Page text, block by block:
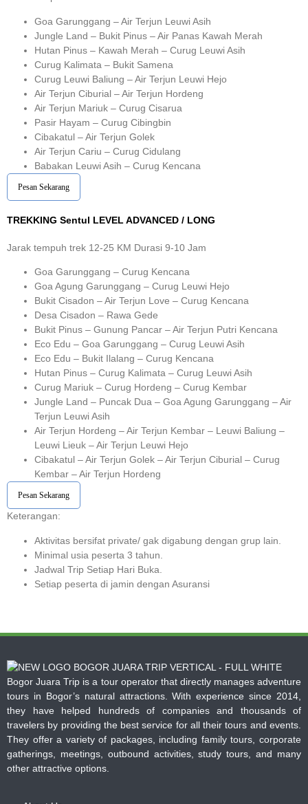
Goa Garunggang – Air Terjun Leuwi Asih
Jungle Land – Bukit Pinus – Air Panas Kawah Merah
Hutan Pinus – Kawah Merah – Curug Leuwi Asih
Curug Kalimata – Bukit Samena
Curug Leuwi Baliung – Air Terjun Leuwi Hejo
Air Terjun Ciburial – Air Terjun Hordeng
Air Terjun Mariuk – Curug Cisarua
Pasir Hayam – Curug Cibingbin
Cibakatul – Air Terjun Golek
Air Terjun Cariu – Curug Cidulang
Babakan Leuwi Asih – Curug Kencana
Pesan Sekarang
TREKKING Sentul LEVEL ADVANCED / LONG
Jarak tempuh trek 12-25 KM Durasi 9-10 Jam
Goa Garunggang – Curug Kencana
Goa Agung Garunggang – Curug Leuwi Hejo
Bukit Cisadon – Air Terjun Love – Curug Kencana
Desa Cisadon – Rawa Gede
Bukit Pinus – Gunung Pancar – Air Terjun Putri Kencana
Eco Edu – Goa Garunggang – Curug Leuwi Asih
Eco Edu – Bukit Ilalang – Curug Kencana
Hutan Pinus – Curug Kalimata – Curug Leuwi Asih
Curug Mariuk – Curug Hordeng – Curug Kembar
Jungle Land – Puncak Dua – Goa Agung Garunggang – Air
Terjun Leuwi Asih
Air Terjun Hordeng – Air Terjun Kembar – Leuwi Baliung –
Leuwi Lieuk – Air Terjun Leuwi Hejo
Cibakatul – Air Terjun Golek – Air Terjun Ciburial – Curug
Kembar – Air Terjun Hordeng
Pesan Sekarang
Keterangan:⁣⁣
Aktivitas bersifat private/ gak digabung dengan grup lain.
Minimal usia peserta 3 tahun.⁣⁣
Jadwal Trip Setiap Hari Buka.⁣⁣
Setiap peserta di jamin dengan Asuransi ⁣⁣
Bogor Juara Trip is a tour operator that directly manages adventure
tours in Bogor’s natural attractions. With experience since 2014,
they have helped hundreds of companies and thousands of
travelers by providing the best service for all their tours and events.
They offer a variety of packages, including family tours, corporate
gatherings, meetings, outbound activities, study tours, and many
other attractive options.